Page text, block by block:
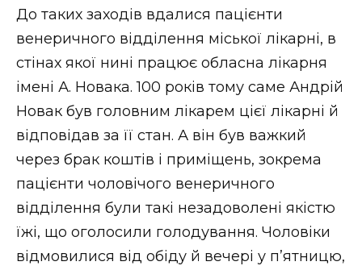
До таких заходів вдалися пацієнти
венеричного відділення міської лікарні, в
стінах якої нині працює обласна лікарня
імені А. Новака. 100 років тому саме Андрій
Новак був головним лікарем цієї лікарні й
відповідав за її стан. А він був важкий
через брак коштів і приміщень, зокрема
пацієнти чоловічого венеричного
відділення були такі незадоволені якістю
їжі, що оголосили голодування. Чоловіки
відмовилися від обіду й вечері у п’ятницю,